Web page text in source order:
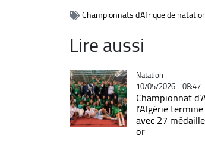
Championnats d’Afrique de
Lire aussi
Catégorie
Natation
10/05/2026 - 08:47
Championnat
l’Algérie
avec 27
or